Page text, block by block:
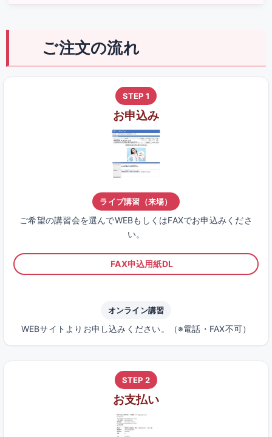
ご注文の流れ
STEP 1
お申込み
ライブ講習（来場）
ご希望の講習会を選んでWEBもしくはFAXでお申込みくださ
い。
FAX申込用紙DL
オンライン講習
WEBサイトよりお申し込みください。（※電話・FAX不可）
STEP 2
お支払い